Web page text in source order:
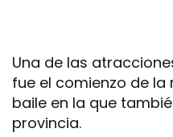
Una de las
fue el comienzo de
baile en la que
provincia.